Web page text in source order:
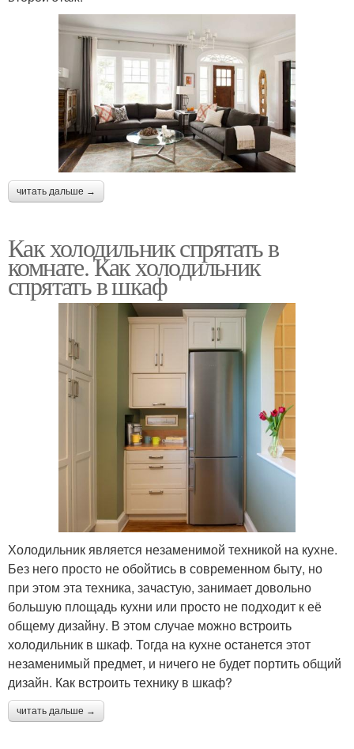
читать дальше →
Как холодильник спрятать в
комнате. Как холодильник
спрятать в шкаф
Холодильник является незаменимой техникой на кухне.
Без него просто не обойтись в современном быту, но
при этом эта техника, зачастую, занимает довольно
большую площадь кухни или просто не подходит к её
общему дизайну. В этом случае можно встроить
холодильник в шкаф. Тогда на кухне останется этот
незаменимый предмет, и ничего не будет портить общий
дизайн. Как встроить технику в шкаф?
читать дальше →